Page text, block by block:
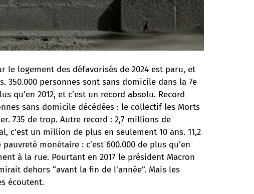
le logement des défavorisés de 2024 est paru, et
350.000 personnes sont sans domicile dans la 7e
qu’en 2012, et c’est un record absolu. Record
sans domicile décédées : le collectif les Morts
735 de trop. Autre record : 2,7 millions de
c’est un million de plus en seulement 10 ans. 11,2
monétaire : c’est 600.000 de plus qu’en
à la rue. Pourtant en 2017 le président Macron
dehors “avant la fin de l’année”. Mais les
écoutent.